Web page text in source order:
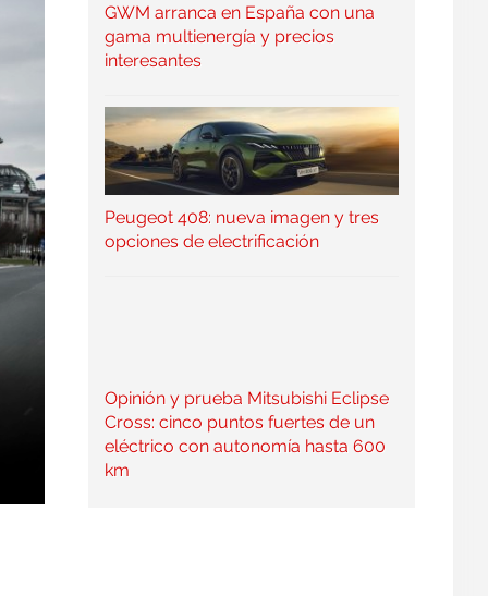
GWM arranca en España con una
gama multienergía y precios
interesantes
Peugeot 408: nueva imagen y tres
opciones de electrificación
Opinión y prueba Mitsubishi Eclipse
Cross: cinco puntos fuertes de un
eléctrico con autonomía hasta 600
km